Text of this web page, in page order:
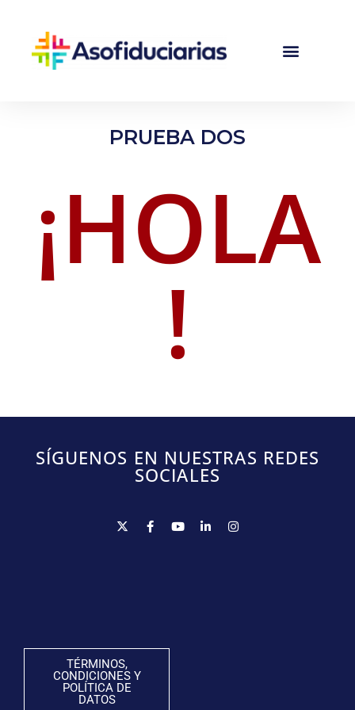
PRUEBA DOS
¡HOLA
!
SÍGUENOS EN NUESTRAS REDES
SOCIALES
TÉRMINOS,
CONDICIONES Y
POLÍTICA DE
DATOS